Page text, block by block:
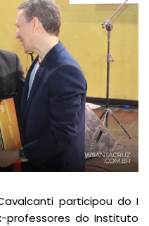
participou do I
professores do Instituto